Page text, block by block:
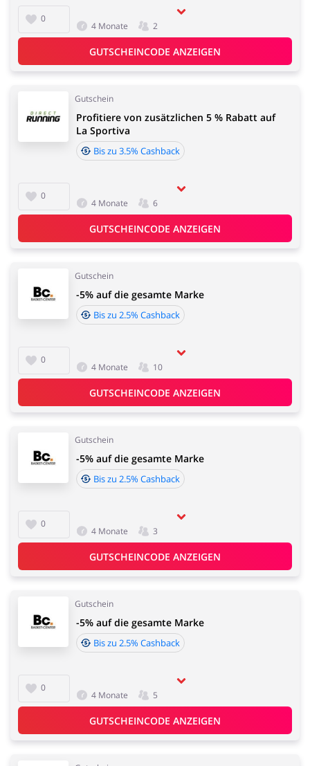
0
4 Monate 2
GUTSCHEINCODE ANZEIGEN
Gutschein
0
Profitiere von zusätzlichen 5 % Rabatt auf
La Sportiva
Bis zu 3.5% Cashback
4 Monate 6
GUTSCHEINCODE ANZEIGEN
Gutschein
0
-5% auf die gesamte Marke
Bis zu 2.5% Cashback
4 Monate 10
GUTSCHEINCODE ANZEIGEN
Gutschein
0
-5% auf die gesamte Marke
Bis zu 2.5% Cashback
4 Monate 3
GUTSCHEINCODE ANZEIGEN
Gutschein
0
-5% auf die gesamte Marke
Bis zu 2.5% Cashback
4 Monate 5
GUTSCHEINCODE ANZEIGEN